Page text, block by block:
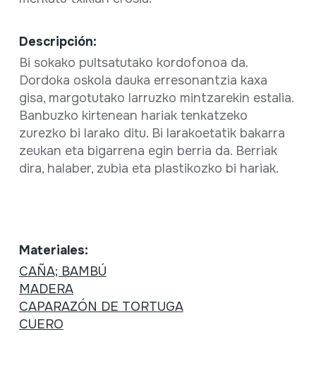
Descripción:
Bi sokako pultsatutako kordofonoa da.
Dordoka oskola dauka erresonantzia kaxa
gisa, margotutako larruzko mintzarekin estalia.
Banbuzko kirtenean hariak tenkatzeko
zurezko bi larako ditu. Bi larakoetatik bakarra
zeukan eta bigarrena egin berria da. Berriak
dira, halaber, zubia eta plastikozko bi hariak.
Materiales:
CAÑA; BAMBÚ
MADERA
CAPARAZÓN DE TORTUGA
CUERO